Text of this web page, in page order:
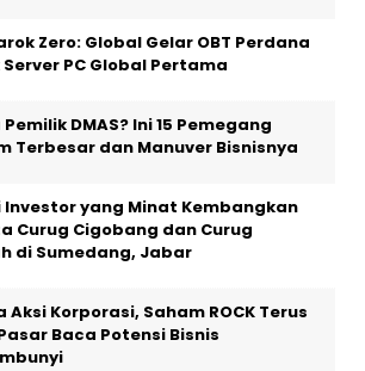
Zero: Global Gelar OBT Perdana
PC Global Pertama
DMAS? Ini 15 Pemegang
Terbesar dan Manuver Bisnisnya
Investor yang Minat Kembangkan
Curug Cigobang dan Curug
di Sumedang, Jabar
Aksi Korporasi, Saham ROCK Terus
Baca Potensi Bisnis